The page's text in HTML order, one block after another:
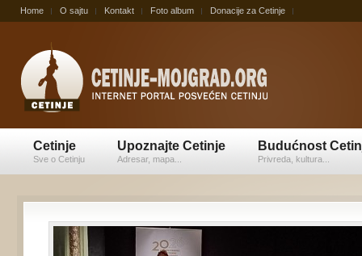
Home O sajtu Kontakt Foto album Donacije za Cetinje
Cetinje
Sve o Cetinju
Upoznajte Cetinje
Adresar, mapa...
Budućnost
Privreda, kultura...